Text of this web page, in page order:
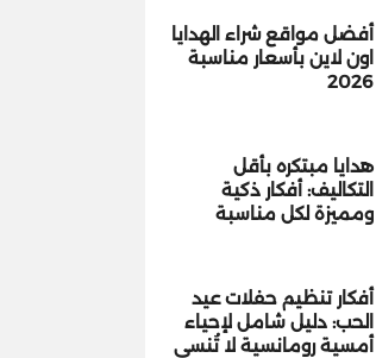
أفضل مواقع شراء الهدايا
اون لاين بأسعار مناسبة
2026
هدايا مبتكره بأقل
التكاليف: أفكار ذكية
ومميزة لكل مناسبة
أفكار تنظيم حفلات عيد
الحب: دليل شامل لإحياء
أمسية رومانسية لا تُنسى